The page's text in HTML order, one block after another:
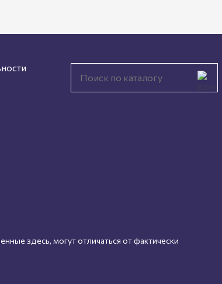
здесь, могут отличаться от фактически